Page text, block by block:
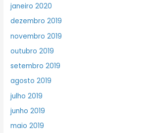
janeiro 2020
dezembro 2019
novembro 2019
outubro 2019
setembro 2019
agosto 2019
julho 2019
junho 2019
maio 2019